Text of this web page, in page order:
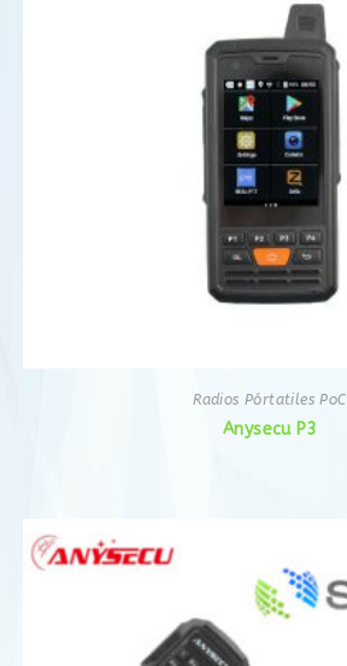
Radios Pórtatiles PoC
Anysecu P3